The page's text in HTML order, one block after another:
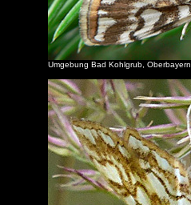
Umgebung Bad Kohlgrub, Oberbayern